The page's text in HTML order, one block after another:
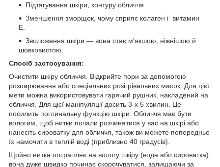
Підтягування шкіри, контуру обличчя
Зменшення зморщок, чому сприяє колаген і витамин
Е.
Зволоження шкіри — вона стає м'якшою, ніжнішою й
шовковистою.
Спосіб застосування:
Очистити шкіру обличчя. Відкрийте пори за допомогою
розпарювання або спеціальних розігрівальних масок. Для цієї
мети можна використовувати гарячий рушник, накладений на
обличчя. Для цієї маніпуляції досить 3-х 5 хвилин. Це
посилить поглинальну функцію шкіри. Обличчя має бути
вологим, щоб нитки почали розчинятися у вас на шкірі або
нанесіть сироватку для обличчя, також ви можете попередньо
їх намочити в теплій воді (приблизно 40 градусів).
Щойно нитка потрапляє на вологу шкіру (вода або сироватка),
вона дуже швидко починає скорочуватися, залишаючи за